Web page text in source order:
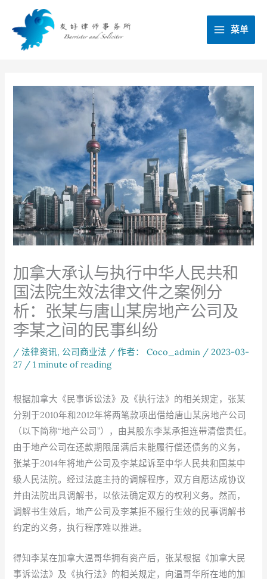
菜单
加拿大承认与执行中华人民共和
国法院生效法律文件之案例分
析：张某与唐山某房地产公司及
李某之间的民事纠纷
/法律资讯, 公司商业法 / 作者： Coco_admin /2023-03-
27 /1 minute of reading
根据加拿大《民事诉讼法》及《执行法》的相关规定，张某
分别于2010年和2012年将两笔款项出借给唐山某房地产公司
（以下简称“地产公司”），由其股东李某承担连带清偿责任。
由于地产公司在还款期限届满后未能履行偿还债务的义务，
张某于2014年将地产公司及李某起诉至中华人民共和国某中
级人民法院。经过法庭主持的调解程序，双方自愿达成协议
并由法院出具调解书，以依法确定双方的权利义务。然而，
调解书生效后，地产公司及李某拒不履行生效的民事调解书
约定的义务，执行程序难以推进。
得知李某在加拿大温哥华拥有资产后，张某根据《加拿大民
事诉讼法》及《执行法》的相关规定，向温哥华所在地的加